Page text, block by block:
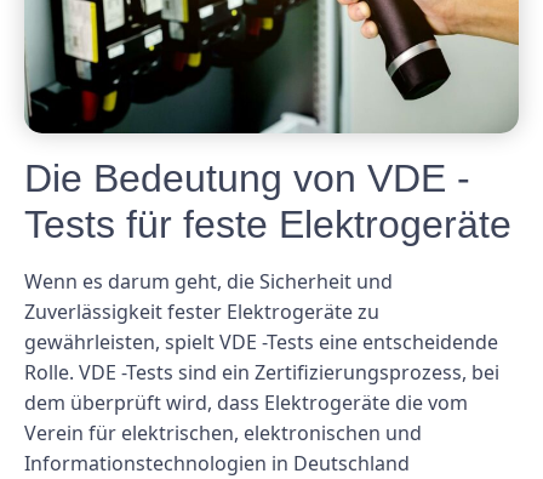
Die Bedeutung von VDE -
Tests für feste Elektrogeräte
Wenn es darum geht, die Sicherheit und
Zuverlässigkeit fester Elektrogeräte zu
gewährleisten, spielt VDE -Tests eine entscheidende
Rolle. VDE -Tests sind ein Zertifizierungsprozess, bei
dem überprüft wird, dass Elektrogeräte die vom
Verein für elektrischen, elektronischen und
Informationstechnologien in Deutschland